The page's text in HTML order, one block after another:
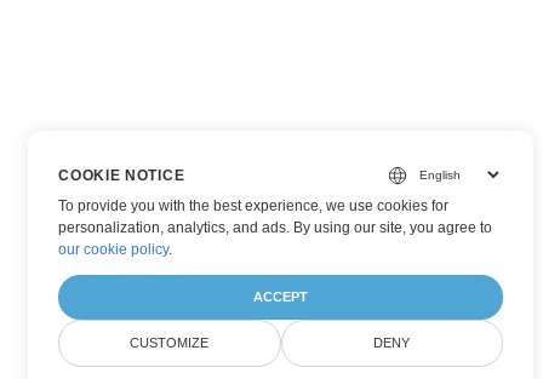
COOKIE NOTICE
To provide you with the best experience, we use cookies for
personalization, analytics, and ads. By using our site, you agree to
our cookie policy.
ACCEPT
CUSTOMIZE DENY